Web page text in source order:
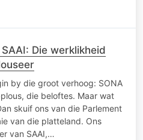
Die werklikheid
by die groot verhoog: SONA
die beloftes. Maar wat
skuif ons van die Parlement
van die platteland. Ons
van SAAI,…